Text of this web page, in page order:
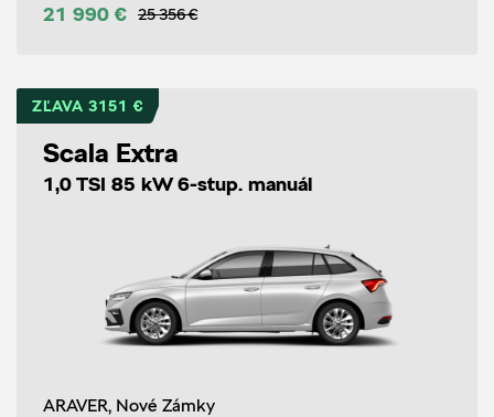
21 990 € 25 356 €
ZĽAVA 3151 €
Scala Extra
1,0 TSI 85 kW 6-stup. manuál
ARAVER, Nové Zámky